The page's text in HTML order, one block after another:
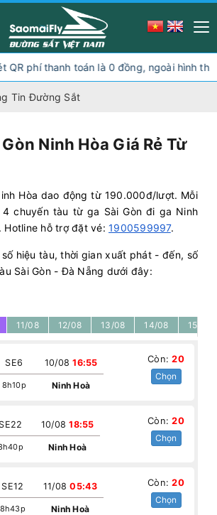
toán là 0 đồng, ngoài hình thức thanh
Tin Đường Sắt
Ninh Hòa Giá Rẻ Từ
Hòa dao động từ 190.000đ/lượt. Mỗi
chuyến tàu từ ga Sài Gòn đi ga Ninh
Hotline hỗ trợ đặt vé: 1900599997.
hiệu tàu, thời gian xuất phát - đến, số
Sài Gòn - Đà Nẵng dưới đây:
11/08 12/08 13/08 14/08 15/08
SE6
8h10p
10/0816:55
Ninh Hoà
Còn:20
Chọn
SE22 10/0818:55
Ninh Hoà
Còn:20
Chọn
SE12
8h43p
11/0805:43
Ninh Hoà
Còn:20
Chọn